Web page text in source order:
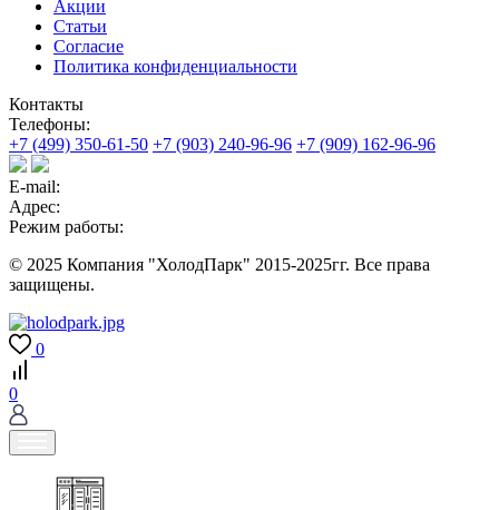
Акции
Статьи
Согласие
Политика конфиденциальности
Контакты
Телефоны:
+7 (499) 350-61-50 +7 (903) 240-96-96 +7 (909) 162-96-96
E-mail:
Адрес:
Режим работы:
© 2025 Компания "ХолодПарк" 2015-2025гг. Все права
защищены.
0
0